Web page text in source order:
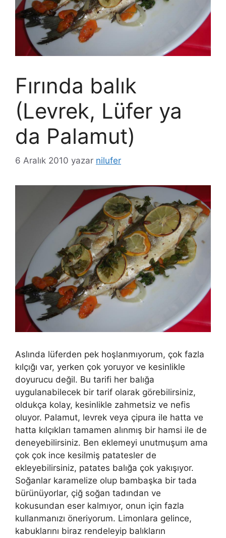
Fırında balık
(Levrek, Lüfer ya
da Palamut)
6 Aralık 2010 yazar nilufer
Aslında lüferden pek hoşlanmıyorum, çok fazla
kılçığı var, yerken çok yoruyor ve kesinlikle
doyurucu değil. Bu tarifi her balığa
uygulanabilecek bir tarif olarak görebilirsiniz,
oldukça kolay, kesinlikle zahmetsiz ve nefis
oluyor. Palamut, levrek veya çipura ile hatta ve
hatta kılçıkları tamamen alınmış bir hamsi ile de
deneyebilirsiniz. Ben eklemeyi unutmuşum ama
çok çok ince kesilmiş patatesler de
ekleyebilirsiniz, patates balığa çok yakışıyor.
Soğanlar karamelize olup bambaşka bir tada
bürünüyorlar, çiğ soğan tadından ve
kokusundan eser kalmıyor, onun için fazla
kullanmanızı öneriyorum. Limonlara gelince,
kabuklarını biraz rendeleyip balıkların